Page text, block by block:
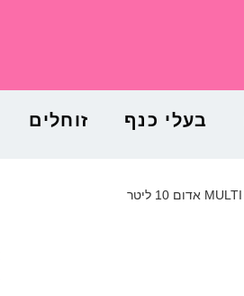
בעלי כנף זוחלים